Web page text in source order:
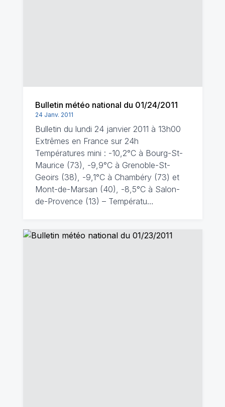
Bulletin météo national du 01/24/2011
24 Janv. 2011
Bulletin du lundi 24 janvier 2011 à 13h00
Extrêmes en France sur 24h
Températures mini : -10,2°C à Bourg-St-
Maurice (73), -9,9°C à Grenoble-St-
Geoirs (38), -9,1°C à Chambéry (73) et
Mont-de-Marsan (40), -8,5°C à Salon-
de-Provence (13) – Températu…